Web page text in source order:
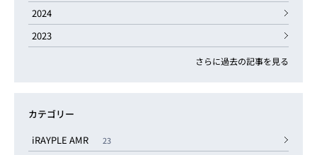
2024
2023
さらに過去の記事を見る
カテゴリー
iRAYPLE AMR
23